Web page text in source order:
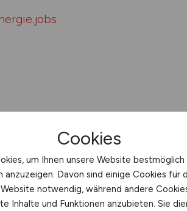
Cookies
um Ihnen unsere Website
anzuzeigen. Davon sind einige Cookies für
notwendig, während andere
Inhalte und Funktionen anzubieten. Sie